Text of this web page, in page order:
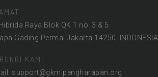
Raya Blok QK 1 no. 3 & 5
Gading Permai Jakarta 14250, INDONESIA
KAMI
support@gkmipengharapan.org